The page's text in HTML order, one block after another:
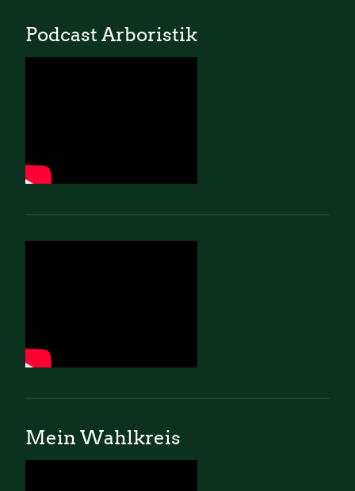
Podcast Arboristik
Mein Wahlkreis